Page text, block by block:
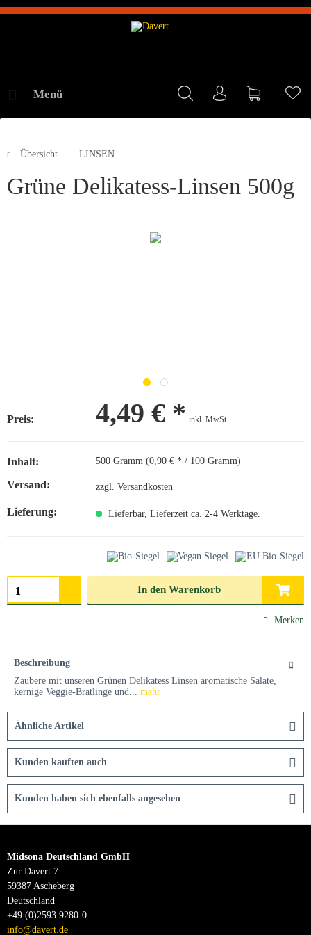
Menü Mein KontoWarenkorb
Übersicht LINSEN
ONLINE-SHOP
Grüne Delikatess-Linsen 500g
Preis: 4,49 € * inkl. MwSt.
Inhalt: 500 Gramm (0,90 € * / 100 Gramm)
Versand: zzgl. Versandkosten
Lieferung: Lieferbar, Lieferzeit ca. 2-4 Werktage.
Menge auswählen
In den Warenkorb
Merken
Beschreibung
Zaubere mit unseren Grünen Delikatess Linsen aromatische Salate,
kernige Veggie-Bratlinge und... mehr
Ähnliche Artikel
Kunden kauften auch
Kunden haben sich ebenfalls angesehen
Midsona Deutschland GmbH
Zur Davert 7
59387 Ascheberg
Deutschland
+49 (0)2593 9280-0
info@davert.de